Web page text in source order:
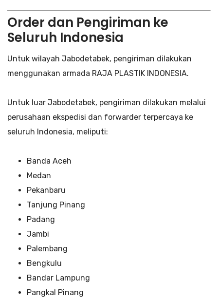
Order dan Pengiriman ke
Seluruh Indonesia
Untuk wilayah Jabodetabek, pengiriman dilakukan
menggunakan armada RAJA PLASTIK INDONESIA.
Untuk luar Jabodetabek, pengiriman dilakukan melalui
perusahaan ekspedisi dan forwarder terpercaya ke
seluruh Indonesia, meliputi:
Banda Aceh
Medan
Pekanbaru
Tanjung Pinang
Padang
Jambi
Palembang
Bengkulu
Bandar Lampung
Pangkal Pinang